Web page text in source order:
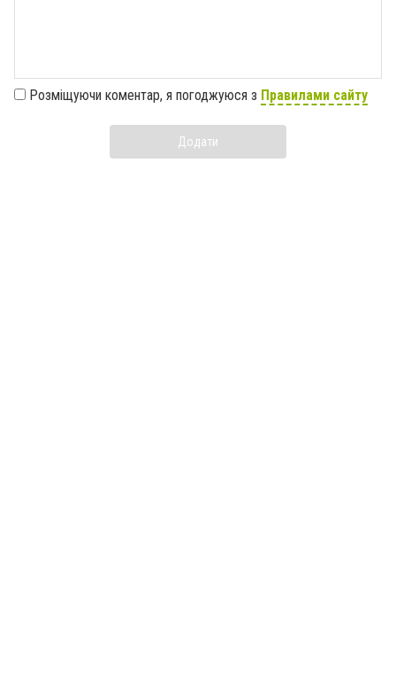
Розміщуючи коментар, я погоджуюся з Правилами сайту
Додати